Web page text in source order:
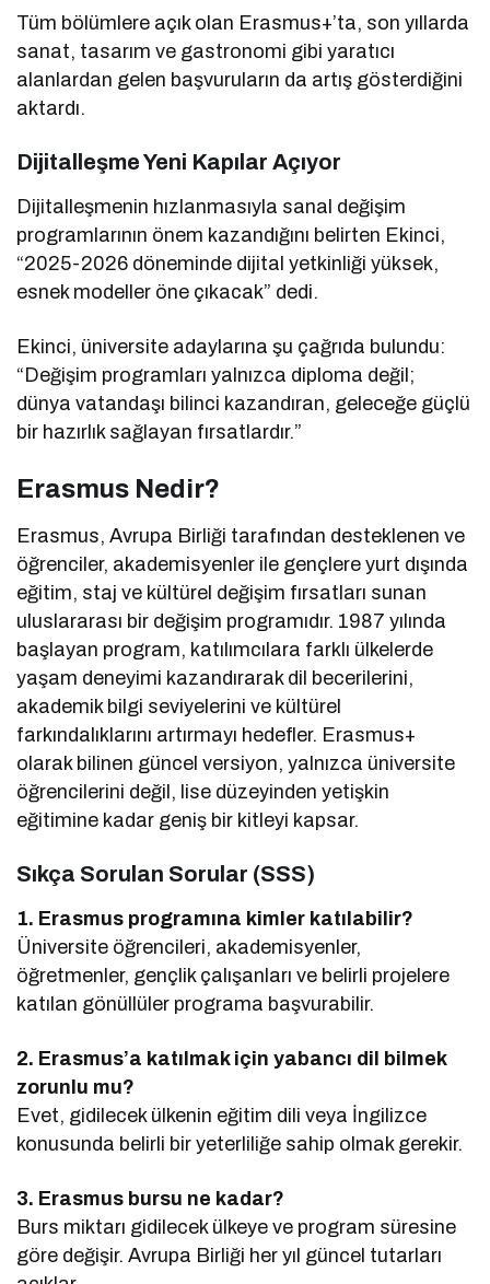
Tüm bölümlere açık olan Erasmus+’ta, son yıllarda
sanat, tasarım ve gastronomi gibi yaratıcı
alanlardan gelen başvuruların da artış gösterdiğini
aktardı.
Dijitalleşme Yeni Kapılar Açıyor
Dijitalleşmenin hızlanmasıyla sanal değişim
programlarının önem kazandığını belirten Ekinci,
“2025-2026 döneminde dijital yetkinliği yüksek,
esnek modeller öne çıkacak” dedi.
Ekinci, üniversite adaylarına şu çağrıda bulundu:
“Değişim programları yalnızca diploma değil;
dünya vatandaşı bilinci kazandıran, geleceğe güçlü
bir hazırlık sağlayan fırsatlardır.”
Erasmus Nedir?
Erasmus, Avrupa Birliği tarafından desteklenen ve
öğrenciler, akademisyenler ile gençlere yurt dışında
eğitim, staj ve kültürel değişim fırsatları sunan
uluslararası bir değişim programıdır. 1987 yılında
başlayan program, katılımcılara farklı ülkelerde
yaşam deneyimi kazandırarak dil becerilerini,
akademik bilgi seviyelerini ve kültürel
farkındalıklarını artırmayı hedefler. Erasmus+
olarak bilinen güncel versiyon, yalnızca üniversite
öğrencilerini değil, lise düzeyinden yetişkin
eğitimine kadar geniş bir kitleyi kapsar.
Sıkça Sorulan Sorular (SSS)
1. Erasmus programına kimler katılabilir?
Üniversite öğrencileri, akademisyenler,
öğretmenler, gençlik çalışanları ve belirli projelere
katılan gönüllüler programa başvurabilir.
2. Erasmus’a katılmak için yabancı dil bilmek
zorunlu mu?
Evet, gidilecek ülkenin eğitim dili veya İngilizce
konusunda belirli bir yeterliliğe sahip olmak gerekir.
3. Erasmus bursu ne kadar?
Burs miktarı gidilecek ülkeye ve program süresine
göre değişir. Avrupa Birliği her yıl güncel tutarları